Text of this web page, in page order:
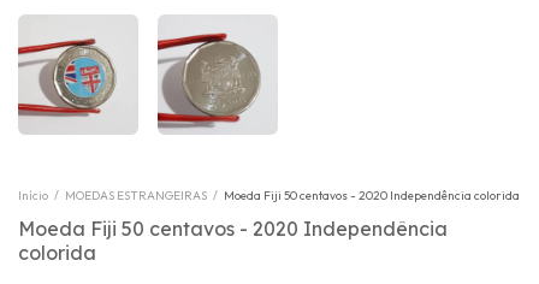
Início / MOEDAS ESTRANGEIRAS / Moeda Fiji 50 centavos - 2020 Independência colorida
Moeda Fiji 50 centavos - 2020 Independência
colorida